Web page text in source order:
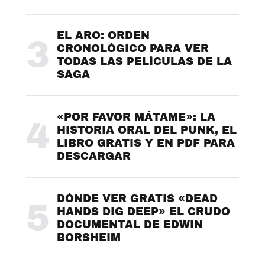
3
EL ARO: ORDEN
CRONOLÓGICO PARA VER
TODAS LAS PELÍCULAS DE LA
SAGA
4
«POR FAVOR MÁTAME»: LA
HISTORIA ORAL DEL PUNK, EL
LIBRO GRATIS Y EN PDF PARA
DESCARGAR
5
DÓNDE VER GRATIS «DEAD
HANDS DIG DEEP» EL CRUDO
DOCUMENTAL DE EDWIN
BORSHEIM